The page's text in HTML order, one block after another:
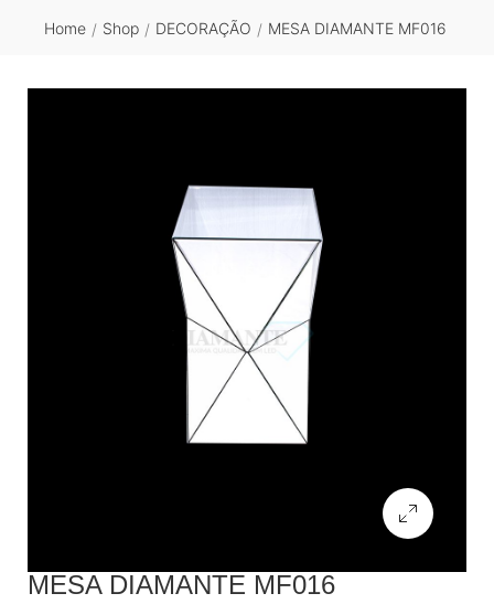
Home / Shop / DECORAÇÃO / MESA DIAMANTE MF016
MESA DIAMANTE MF016